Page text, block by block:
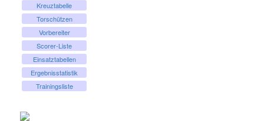
Kreuztabelle
Torschützen
Vorbereiter
Scorer-Liste
Einsatztabellen
Ergebnisstatistik
Trainingsliste